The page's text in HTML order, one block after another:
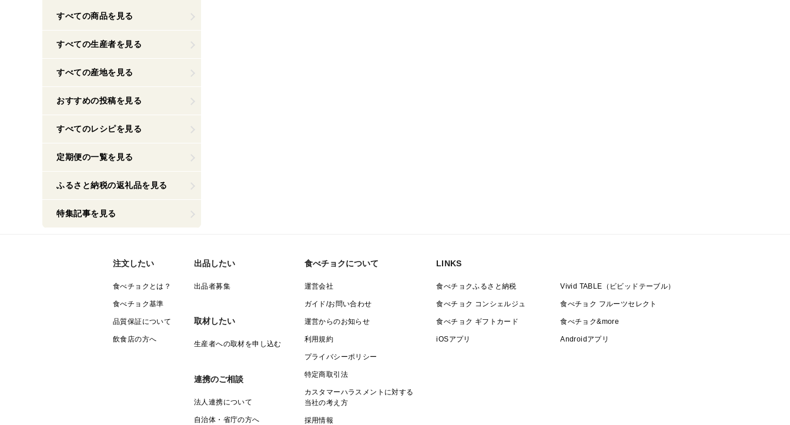
すべての商品を見る
すべての生産者を見る
すべての産地を見る
おすすめの投稿を見る
すべてのレシピを見る
定期便の一覧を見る
ふるさと納税の返礼品を見る
特集記事を見る
注文したい
食べチョクとは？
食べチョク基準
品質保証について
飲食店の方へ
出品したい
出品者募集
取材したい
生産者への取材を申し込む
連携のご相談
法人連携について
自治体・省庁の方へ
食べチョクについて
運営会社
ガイド/お問い合わせ
運営からのお知らせ
利用規約
プライバシーポリシー
特定商取引法
カスタマーハラスメントに対する
当社の考え方
採用情報
LINKS
食べチョクふるさと納税 Vivid TABLE（ビビッドテーブル）
食べチョク コンシェルジュ 食べチョク フルーツセレクト
食べチョク ギフトカード 食べチョク&more
iOSアプリ Androidアプリ